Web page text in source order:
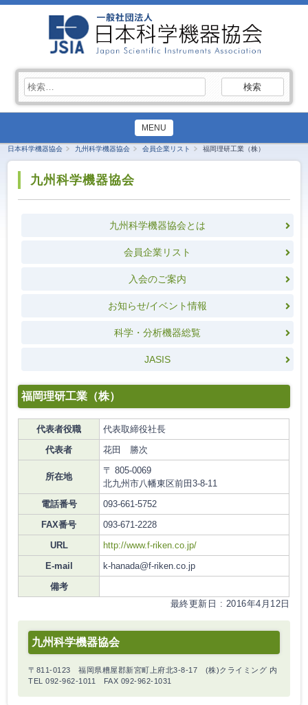
索:
MENU
日本科学機器協会 九州科学機器協会 会員企業リスト 福岡理研工業（株）
九州科学機器協会
九州科学機器協会とは
会員企業リスト
入会のご案内
お知らせ/イベント情報
科学・分析機器総覧
JASIS
福岡理研工業（株）
代表者役職
代表取締役社長
代表者
花田 勝次
所在地
〒 805-0069
北九州市八幡東区前田3-8-11
電話番号
093-661-5752
FAX番号
093-671-2228
URL
http://www.f-riken.co.jp/
E-mail
k-hanada@f-riken.co.jp
備考
最終更新日 : 2016年4月12日
九州科学機器協会
〒811-0123 福岡県糟屋郡新宮町上府北3-8-17 (株)クライミング 内
TEL 092-962-1011 FAX 092-962-1031